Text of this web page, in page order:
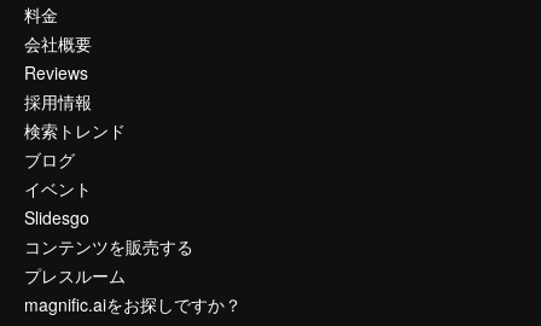
料金
会社概要
Reviews
採用情報
検索トレンド
ブログ
イベント
Slidesgo
コンテンツを販売する
プレスルーム
magnific.aiをお探しですか？